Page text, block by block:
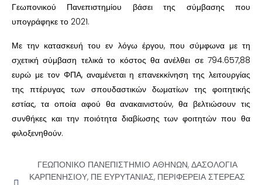
Γεωπονικού Πανεπιστημίου βάσει της σύμβασης που
υπογράφηκε το 2021.
Με την κατασκευή του εν λόγω έργου, που σύμφωνα με τη
σχετική σύμβαση τελικά το κόστος θα ανέλθει σε 794.657,88
ευρώ με τον ΦΠΑ, αναμένεται η επανεκκίνηση της λειτουργίας
της πτέρυγας των σπουδαστικών δωματίων της φοιτητικής
εστίας, τα οποία αφού θα ανακαινιστούν, θα βελτιώσουν τις
συνθήκες και την ποιότητα διαβίωσης των φοιτητών που θα
φιλοξενηθούν.
ΓΕΩΠΟΝΙΚΟ ΠΑΝΕΠΙΣΤΗΜΙΟ ΑΘΗΝΩΝ, ΔΑΣΟΛΟΓΙΑ
ΚΑΡΠΕΝΗΣΙΟΥ, ΠΕ ΕΥΡΥΤΑΝΙΑΣ, ΠΕΡΙΦΕΡΕΙΑ ΣΤΕΡΕΑΣ